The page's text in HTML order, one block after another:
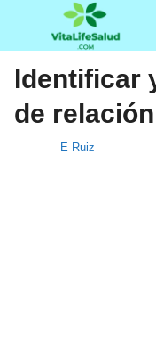
Identificar
de relación
E Ruiz